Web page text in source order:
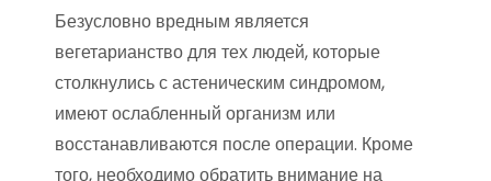
Безусловно вредным является
вегетарианство для тех людей, которые
столкнулись с астеническим синдромом,
имеют ослабленный организм или
восстанавливаются после операции. Кроме
того, необходимо обратить внимание на